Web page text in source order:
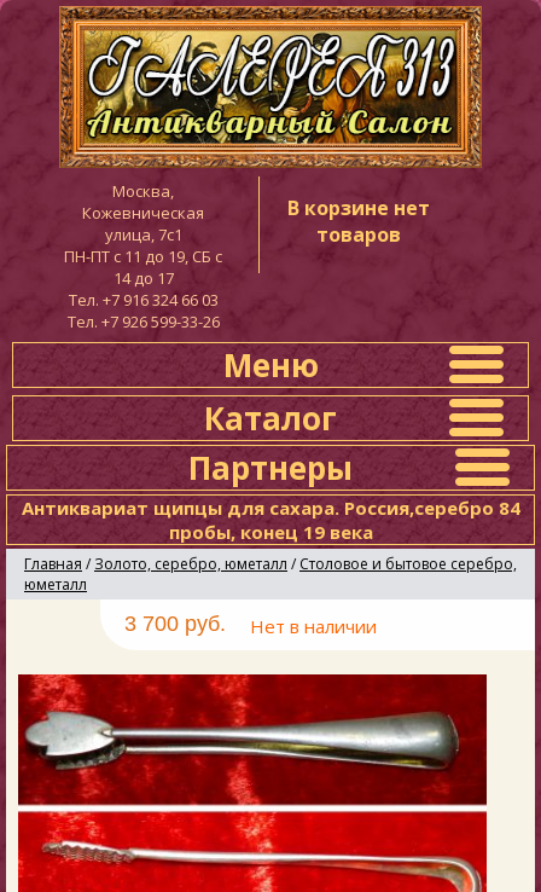
Москва,
Кожевническая
улица, 7с1
ПН-ПТ c 11 до 19, СБ с
14 до 17
Тел. +7 916 324 66 03
Тел. +7 926 599-33-26
В корзине нет
товаров
Меню
Каталог
Партнеры
Антиквариат щипцы для сахара. Россия,серебро 84
пробы, конец 19 века
Главная / Золото, серебро, юметалл / Столовое и бытовое серебро,
юметалл
3 700 руб. Нет в наличии